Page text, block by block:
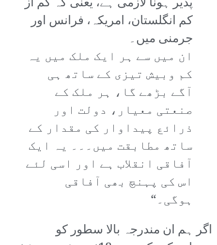
کم انگلستان، امریکہ، فرانس اور
جرمنی میں۔
ان میں سے ہر ایک ملک میں یہ
کم وبیش تیزی کے ساتھ ہی
آگے بڑھے گا، ہر ملک کے
صنعتی معیار، دولت اور
ذرائع پیداوار کی مقدار کے
ساتھ مطابقت میں۔۔۔ یہ ایک
آفاقی انقلاب ہے اور اسی لئے
اس کی پہنچ بھی آفاقی
ہوگی۔“
اگر ہم ان مندرجہ بالا سطور کو